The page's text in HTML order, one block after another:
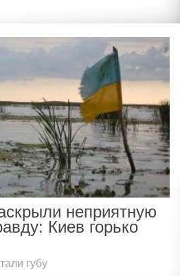
неприятную
Киев горько
губу